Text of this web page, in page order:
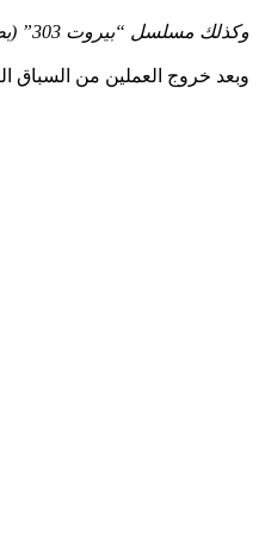
وكذلك مسلسل “بيروت 303” (بطولة سلافة معمار، عابد فهد، معتصم النهار ونادين الراسي) المؤلف من 15 حلقة، والذي كان من المفترض عرضه في النصف الثاني من شهر رمضان.
وبعد خروج العملين من السباق